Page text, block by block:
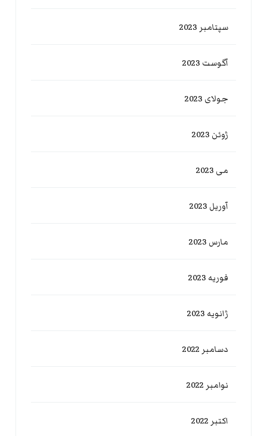
سپتامبر 2023
آگوست 2023
جولای 2023
ژوئن 2023
می 2023
آوریل 2023
مارس 2023
فوریه 2023
ژانویه 2023
دسامبر 2022
نوامبر 2022
اکتبر 2022